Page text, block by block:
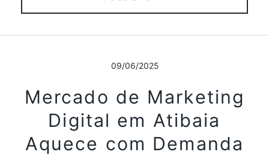
09/06/2025
Mercado de Marketing
Digital em Atibaia
Aquece com Demanda